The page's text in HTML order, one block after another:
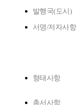
발행국(도시)
서명/저자사항
형태사항
총서사항